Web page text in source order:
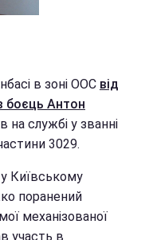
в зоні ООС від
боєць Антон
на службі у званні
3029.
Київському
поранений
механізованої
участь в